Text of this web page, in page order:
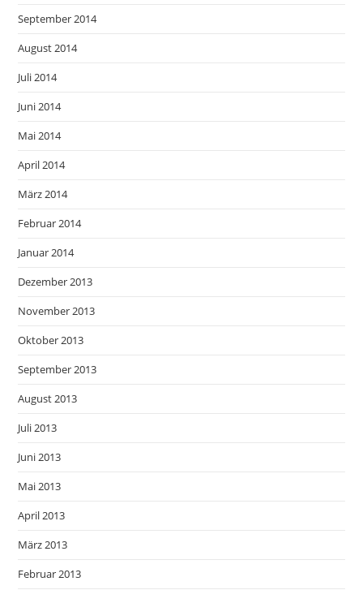
September 2014
August 2014
Juli 2014
Juni 2014
Mai 2014
April 2014
März 2014
Februar 2014
Januar 2014
Dezember 2013
November 2013
Oktober 2013
September 2013
August 2013
Juli 2013
Juni 2013
Mai 2013
April 2013
März 2013
Februar 2013